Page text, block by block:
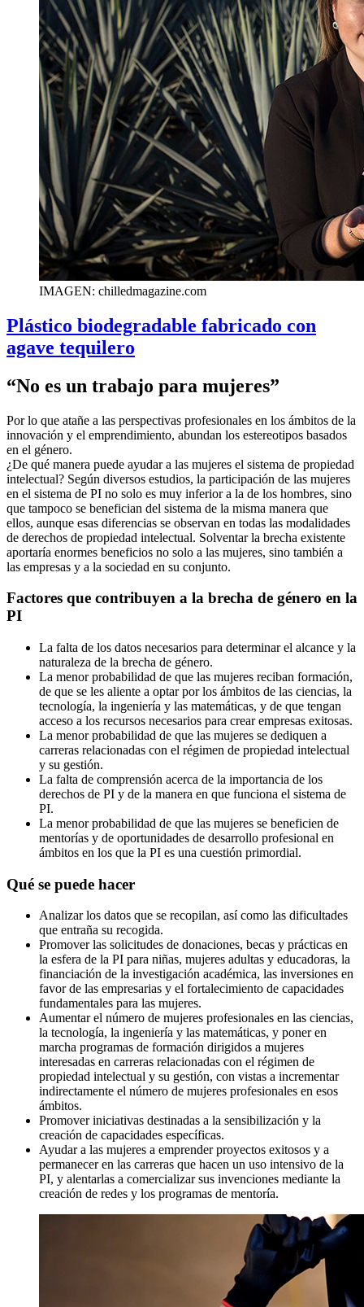
IMAGEN: chilledmagazine.com
Plástico biodegradable fabricado con
agave tequilero
“No es un trabajo para mujeres”
Por lo que atañe a las perspectivas profesionales en los ámbitos de la
innovación y el emprendimiento, abundan los estereotipos basados
en el género.
¿De qué manera puede ayudar a las mujeres el sistema de propiedad
intelectual? Según diversos estudios, la participación de las mujeres
en el sistema de PI no solo es muy inferior a la de los hombres, sino
que tampoco se benefician del sistema de la misma manera que
ellos, aunque esas diferencias se observan en todas las modalidades
de derechos de propiedad intelectual. Solventar la brecha existente
aportaría enormes beneficios no solo a las mujeres, sino también a
las empresas y a la sociedad en su conjunto.
Factores que contribuyen a la brecha de género en la
PI
La falta de los datos necesarios para determinar el alcance y la
naturaleza de la brecha de género.
La menor probabilidad de que las mujeres reciban formación,
de que se les aliente a optar por los ámbitos de las ciencias, la
tecnología, la ingeniería y las matemáticas, y de que tengan
acceso a los recursos necesarios para crear empresas exitosas.
La menor probabilidad de que las mujeres se dediquen a
carreras relacionadas con el régimen de propiedad intelectual
y su gestión.
La falta de comprensión acerca de la importancia de los
derechos de PI y de la manera en que funciona el sistema de
PI.
La menor probabilidad de que las mujeres se beneficien de
mentorías y de oportunidades de desarrollo profesional en
ámbitos en los que la PI es una cuestión primordial.
Qué se puede hacer
Analizar los datos que se recopilan, así como las dificultades
que entraña su recogida.
Promover las solicitudes de donaciones, becas y prácticas en
la esfera de la PI para niñas, mujeres adultas y educadoras, la
financiación de la investigación académica, las inversiones en
favor de las empresarias y el fortalecimiento de capacidades
fundamentales para las mujeres.
Aumentar el número de mujeres profesionales en las ciencias,
la tecnología, la ingeniería y las matemáticas, y poner en
marcha programas de formación dirigidos a mujeres
interesadas en carreras relacionadas con el régimen de
propiedad intelectual y su gestión, con vistas a incrementar
indirectamente el número de mujeres profesionales en esos
ámbitos.
Promover iniciativas destinadas a la sensibilización y la
creación de capacidades específicas.
Ayudar a las mujeres a emprender proyectos exitosos y a
permanecer en las carreras que hacen un uso intensivo de la
PI, y alentarlas a comercializar sus invenciones mediante la
creación de redes y los programas de mentoría.